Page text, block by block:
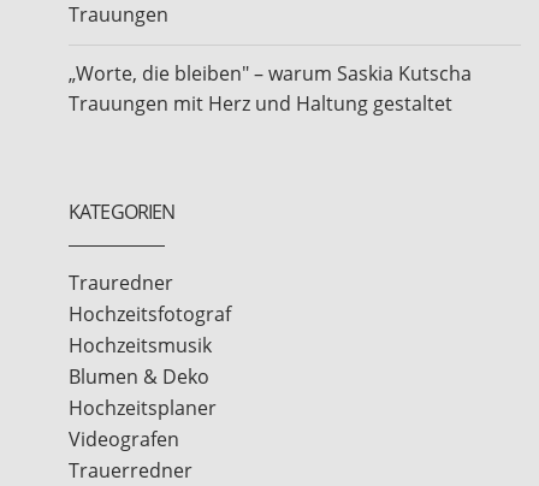
Trauungen
„Worte, die bleiben" – warum Saskia Kutscha
Trauungen mit Herz und Haltung gestaltet
KATEGORIEN
Trauredner
Hochzeitsfotograf
Hochzeitsmusik
Blumen & Deko
Hochzeitsplaner
Videografen
Trauerredner